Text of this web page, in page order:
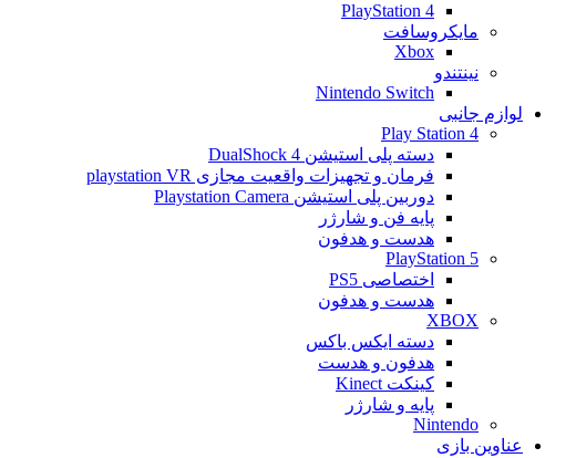
PlayStation 4
مایکروسافت
Xbox
نینتندو
Nintendo Switch
لوازم جانبی
Play Station 4
دسته پلی استیشن 4 DualShock
فرمان و تجهیزات واقعیت مجازی playstation VR
دوربین پلی استیشن Playstation Camera
پایه فن و شارژر
هدست و هدفون
PlayStation 5
اختصاصی PS5
هدست و هدفون
XBOX
دسته ایکس باکس
هدفون و هدست
کینکت Kinect
پایه و شارژر
Nintendo
عناوین بازی